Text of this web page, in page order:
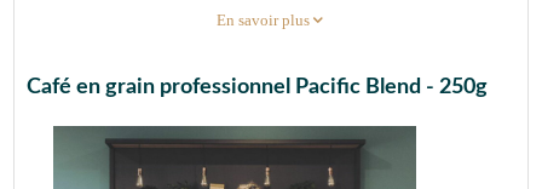
En savoir plus
Café en grain professionnel Pacific Blend - 250g